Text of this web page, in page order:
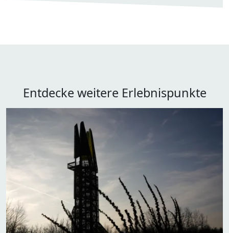
Entdecke weitere Erlebnispunkte